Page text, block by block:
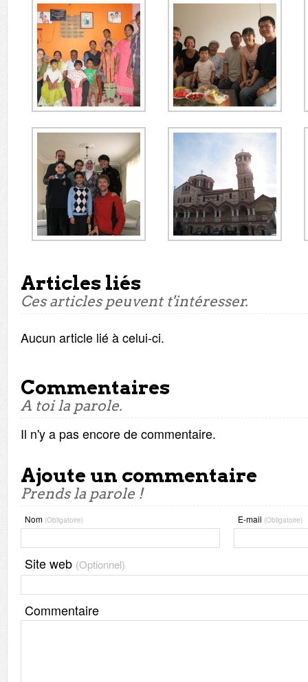
Articles liés
Ces articles peuvent t'intéresser.
Aucun article lié à celui-ci.
Commentaires
A toi la parole.
Il n'y a pas encore de commentaire.
Ajoute un commentaire
Prends la parole !
Nom (Obligatoire) E-mail (Obligatoire)
Site web (Optionnel)
Commentaire